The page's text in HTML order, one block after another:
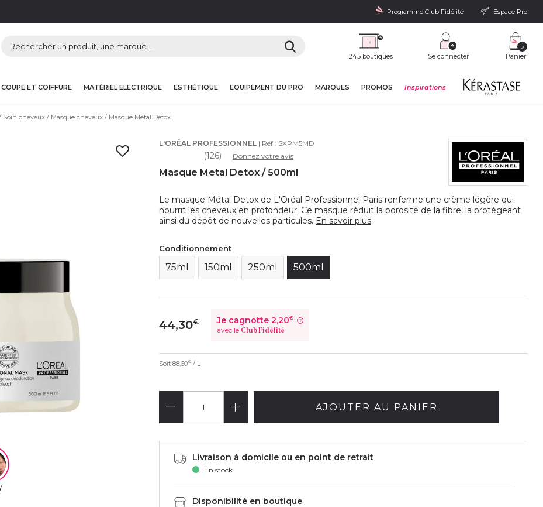
Programme Club Fidélité Espace Pro
245 boutiques Se connecter Panier
0
COUPE ET COIFFURE MATÉRIEL ELECTRIQUE ESTHÉTIQUE EQUIPEMENT DU PRO MARQUES PROMOS Inspirations
Soin cheveux Masque cheveux Masque Metal Detox
L'ORÉAL PROFESSIONNEL | Réf : SXPM5MD
(126) Donnez votre avis
Masque Metal Detox / 500ml
Le masque Métal Detox de L'Oréal Professionnel Paris renferme une crème légère qui
nourrit les cheveux en profondeur. Ce masque réduit la porosité de la fibre, la protégeant
ainsi du dépôt de nouvelles particules. En savoir plus
Conditionnement
75ml 150ml 250ml 500ml
44,30€ Je cagnotte 2,20€
avec le Club Fidélité
?
Soit 88,60€ / L
AJOUTER AU PANIER
Livraison à domicile ou en point de retrait
En stock
Disponibilité en boutique